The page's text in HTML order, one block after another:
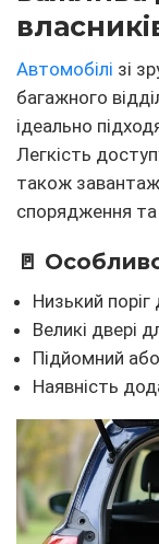
Автомобілі зі
багажного
ідеально
Легкість
також
спорядження та
🚪
Низький
Великі двері
Підйомний
Наявність